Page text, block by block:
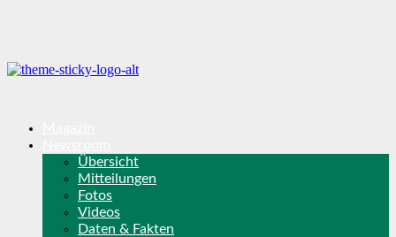
Übersicht
Mitteilungen
Fotos
Videos
Daten & Fakten